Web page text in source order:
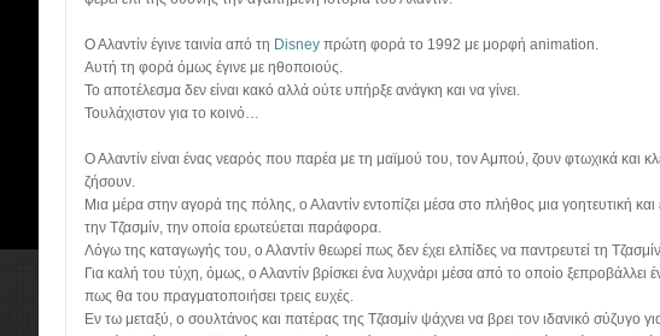
Ο Αλαντίν έγινε ταινία από τη Disney πρώτη φορά το 1992 με μορφή animation.
Αυτή τη φορά όμως έγινε με ηθοποιούς.
Το αποτέλεσμα δεν είναι κακό αλλά ούτε υπήρξε ανάγκη και να γίνει.
Τουλάχιστον για το κοινό…
Ο Αλαντίν είναι ένας νεαρός που παρέα με τη μαϊμού του, τον Αμπού, ζουν φτωχικά και
ζήσουν.
Μια μέρα στην αγορά της πόλης, ο Αλαντίν εντοπίζει μέσα στο πλήθος μια γοητευτική και
την Τζασμίν, την οποία ερωτεύεται παράφορα.
Λόγω της καταγωγής του, ο Αλαντίν θεωρεί πως δεν έχει ελπίδες να παντρευτεί τη
Για καλή του τύχη, όμως, ο Αλαντίν βρίσκει ένα λυχνάρι μέσα από το οποίο ξεπροβάλλει
πως θα του πραγματοποιήσει τρεις ευχές.
Εν τω μεταξύ, ο σουλτάνος και πατέρας της Τζασμίν ψάχνει να βρει τον ιδανικό σύζυγο